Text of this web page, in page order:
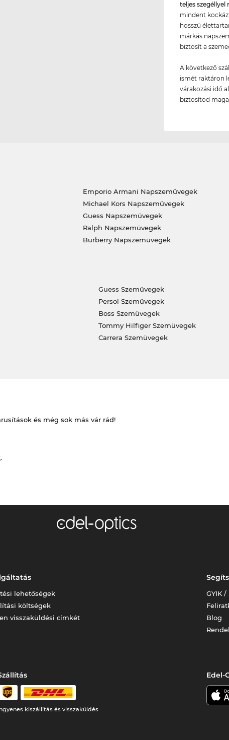
teljes szegéllyel
mindent
hosszú
márkás
biztosít a
A következő
ismét raktáron
várakozási idő
biztosítod
Emporio Armani Napszemüvegek
Michael Kors Napszemüvegek
Guess Napszemüvegek
Ralph Napszemüvegek
Burberry Napszemüvegek
Guess Szemüvegek
Persol Szemüvegek
Boss Szemüvegek
Tommy Hilfiger Szemüvegek
Carrera Szemüvegek
és még sok más vár rád!
.
lehetőségek
költségek
visszaküldési címkét
GYIK
Blog
kiszállítás és visszaküldés
Edel-